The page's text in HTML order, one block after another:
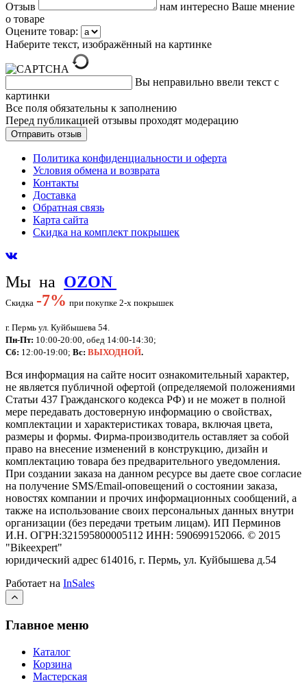
Отзыв
нам интересно Ваше мнение
о товаре
Оцените товар:
Наберите текст, изображённый на картинке
Вы неправильно ввели текст с
картинки
Все поля обязательны к заполнению
Перед публикацией отзывы проходят модерацию
Политика конфиденциальности и оферта
Условия обмена и возврата
Контакты
Доставка
Обратная связь
Карта сайта
Скидка на комплект покрышек
Мы на OZON
Скидка -7% при покупке 2-х покрышек
г. Пермь ул. Куйбышева 54.
Пн-Пт: 10:00-20:00, обед 14:00-14:30;
Сб: 12:00-19:00; Вс: ВЫХОДНОЙ.
Вся информация на сайте носит ознакомительный характер,
не является публичной офертой (определяемой положениями
Статьи 437 Гражданского кодекса РФ) и не может в полной
мере передавать достоверную информацию о свойствах,
комплектации и характеристиках товара, включая цвета,
размеры и формы. Фирма-производитель оставляет за собой
право на внесение изменений в конструкцию, дизайн и
комплектацию товара без предварительного уведомления.
При создании заказа на данном ресурсе вы даете свое согласие
на получение SMS/Email-оповещений о состоянии заказа,
новостях компании и прочих информационных сообщений, а
также на использование своих персональных данных внутри
организации (без передачи третьим лицам). ИП Перминов
И.Н. ОГРН:321595800005112 ИНН: 590699152066. © 2015
"Bikeexpert"
юридический адрес 614016, г. Пермь, ул. Куйбышева д.54
Работает на InSales
Главное меню
Каталог
Корзина
Мастерская